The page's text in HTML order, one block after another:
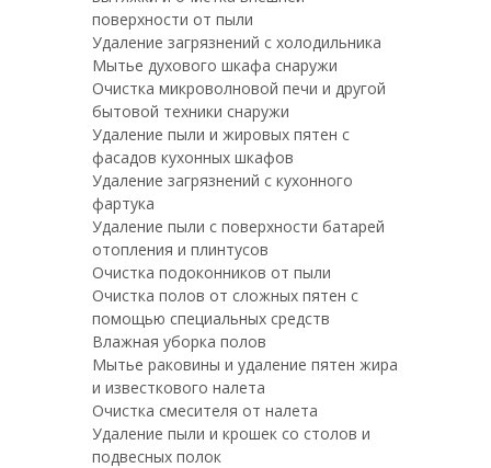
поверхности от пыли
Удаление загрязнений с холодильника
Мытье духового шкафа снаружи
Очистка микроволновой печи и другой
бытовой техники снаружи
Удаление пыли и жировых пятен с
фасадов кухонных шкафов
Удаление загрязнений с кухонного
фартука
Удаление пыли с поверхности батарей
отопления и плинтусов
Очистка подоконников от пыли
Очистка полов от сложных пятен с
помощью специальных средств
Влажная уборка полов
Мытье раковины и удаление пятен жира
и известкового налета
Очистка смесителя от налета
Удаление пыли и крошек со столов и
подвесных полок